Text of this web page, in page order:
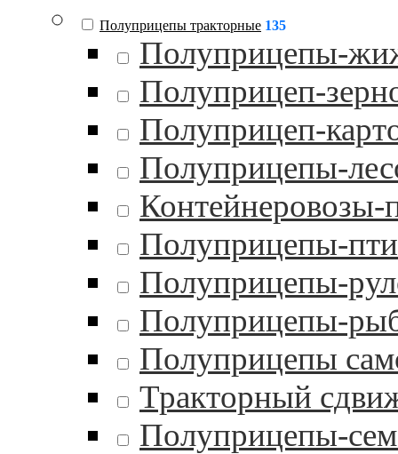
Полуприцепы тракторные 135
Полуприцепы-
Полуприцеп-
Полуприцеп-
Полуприцепы-
Контейнеровозы-
Полуприцепы-
Полуприцепы-
Полуприцепы-
Полуприцепы
Тракторный
Полуприцепы-